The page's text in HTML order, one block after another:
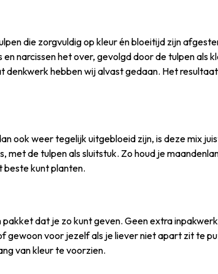
die zorgvuldig op kleur én bloeitijd zijn
narcissen het over, gevolgd door de tulpen als
hebben wij alvast gedaan. Het
ook weer tegelijk uitgebloeid zijn, is deze mix
met de tulpen als sluitstuk. Zo houd je
beste kunt planten.
dat je zo kunt geven. Geen extra
gewoon voor jezelf als je liever niet apart zit te
van kleur te voorzien.